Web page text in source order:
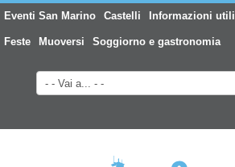
Eventi San Marino Castelli Informazioni utili
Feste Muoversi Soggiorno e gastronomia